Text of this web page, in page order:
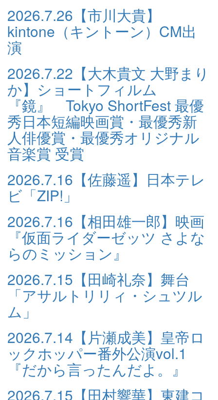
2026.7.26 【市川大貴】
kintone（キントーン）CM出
演
2026.7.22 【大木貴文 大野まり
か】ショートフィルム
『鏡』 Tokyo ShortFest 最優
秀日本短編映画賞・最優秀新
人俳優賞・最優秀オリジナル
音楽賞 受賞
2026.7.16 【佐藤遥】日本テレ
ビ「ZIP!」
2026.7.16 【相田雄一郎】映画
『仮面ライダーゼッツ さよな
らのミッション』
2026.7.15 【田崎礼奈】舞台
「アサルトリリィ・シュツル
ム」
2026.7.14 【片瀬成美】皇帝ロ
ックホッパー番外公演vol.1
『だから言ったんだよ。』
2026.7.15 【田村響華】東建コ